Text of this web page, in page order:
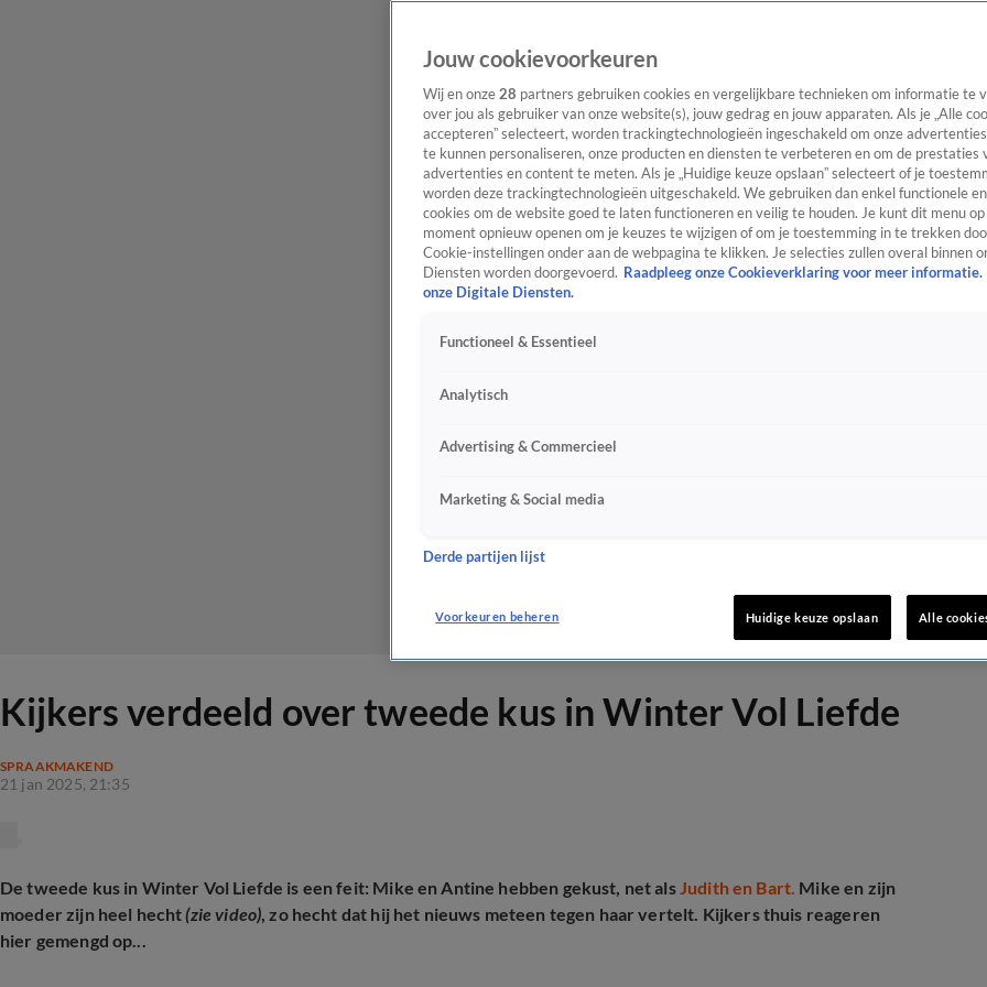
Kijkers verdeeld over tweede kus in Winter Vol Liefde
SPRAAKMAKEND
21 jan 2025, 21:35
De tweede kus in Winter Vol Liefde is een feit: Mike en Antine hebben gekust, net alsJudith en Bart. Mike en zijn
moeder zijn heel hecht(zie video), zo hecht dat hij het nieuws meteen tegen haar vertelt. Kijkers thuis reageren
hier gemengd op...
Jouw cookievoorkeuren
Wij en onze 28 partners gebruiken cookies en vergelijkbare technieken om informatie te
over jou als gebruiker van onze website(s), jouw gedrag en jouw apparaten. Als je „Alle
accepteren” selecteert, worden trackingtechnologieën ingeschakeld om onze
te kunnen personaliseren, onze producten en diensten te verbeteren en om de prestaties
advertenties en content te meten. Als je „Huidige keuze opslaan” selecteert of je
worden deze trackingtechnologieën uitgeschakeld. We gebruiken dan enkel functionele
cookies om de website goed te laten functioneren en veilig te houden. Je kunt dit menu
moment opnieuw openen om je keuzes te wijzigen of om je toestemming in te trekken
Cookie-instellingen onder aan de webpagina te klikken. Je selecties zullen overal binnen
Diensten worden doorgevoerd. Raadpleeg onze Cookieverklaring voor meer informatie.
onze Digitale Diensten.
Functioneel & Essentieel
Analytisch
Advertising & Commercieel
Marketing & Social media
Derde partijen lijst
Voorkeuren beheren Huidige keuze opslaan Alle